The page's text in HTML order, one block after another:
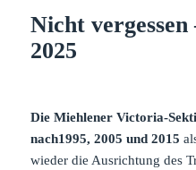
Nicht
2025
Die Miehlener Victoria-
nach1995, 2005 und 2015
wieder die Ausrichtung des